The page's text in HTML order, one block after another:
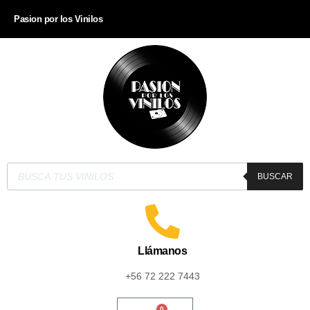
Pasion por los Vinilos
BUSCAR
Llámanos
+56 72 222 7443